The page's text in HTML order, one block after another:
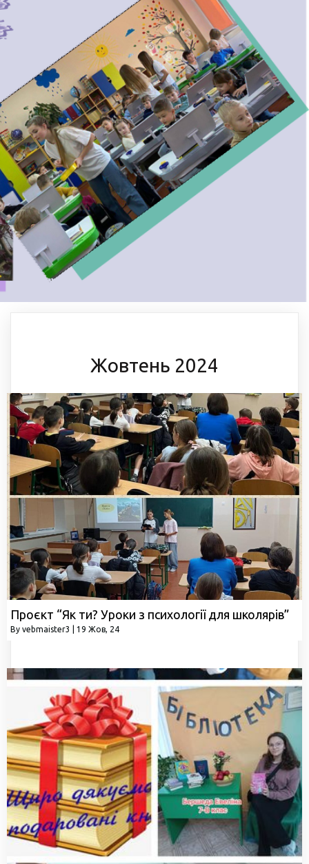
Жовтень 2024
Проєкт “Як ти? Уроки з психології для школярів”
By vebmaister3 19 Жов, 24